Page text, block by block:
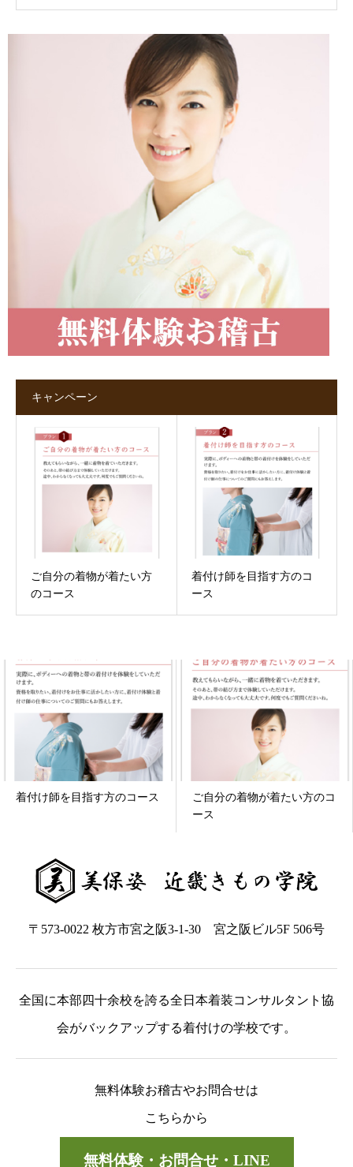
キャンペーン
ご自分の着物が着たい方
のコース
着付け師を目指す方のコ
ース
着付け師を目指す方のコース
ご自分の着物が着たい方のコ
ース
〒573-0022 枚方市宮之阪3-1-30 宮之阪ビル5F 506号
全国に本部四十余校を誇る全日本着装コンサルタント協
会がバックアップする着付けの学校です。
無料体験お稽古やお問合せは
こちらから
無料体験・お問合せ・LINE